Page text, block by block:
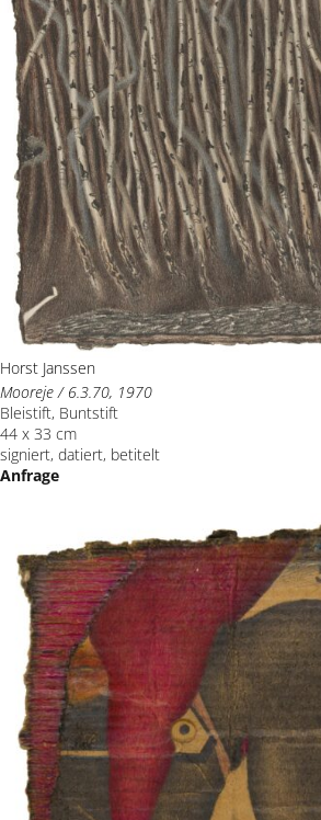
Horst Janssen
Mooreje / 6.3.70, 1970
Bleistift, Buntstift
44 x 33 cm
signiert, datiert, betitelt
Anfrage